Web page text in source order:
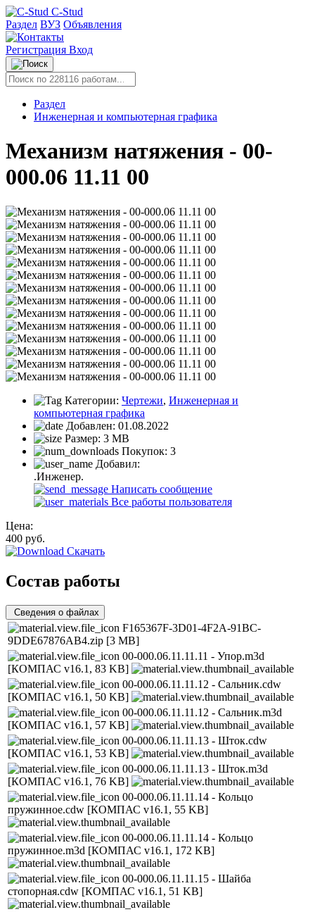
C-Stud
Раздел ВУЗ Объявления
Регистрация Вход
Раздел
Инженерная и компьютерная графика
Механизм натяжения - 00-
000.06 11.11 00
Категории: Чертежи, Инженерная и
компьютерная графика
Добавлен: 01.08.2022
Размер: 3 MB
Покупок: 3
Добавил:
.Инженер.
Написать сообщение
Все работы пользователя
Цена:
400 руб.
Скачать
Состав работы
Сведения о файлах
F165367F-3D01-4F2A-91BC-
9DDE67876AB4.zip [3 MB]
00-000.06.11.11.11 - Упор.m3d
[КОМПАС v16.1, 83 KB]
00-000.06.11.11.12 - Сальник.cdw
[КОМПАС v16.1, 50 KB]
00-000.06.11.11.12 - Сальник.m3d
[КОМПАС v16.1, 57 KB]
00-000.06.11.11.13 - Шток.cdw
[КОМПАС v16.1, 53 KB]
00-000.06.11.11.13 - Шток.m3d
[КОМПАС v16.1, 76 KB]
00-000.06.11.11.14 - Кольцо
пружинное.cdw [КОМПАС v16.1, 55 KB]
00-000.06.11.11.14 - Кольцо
пружинное.m3d [КОМПАС v16.1, 172 KB]
00-000.06.11.11.15 - Шайба
стопорная.cdw [КОМПАС v16.1, 51 KB]